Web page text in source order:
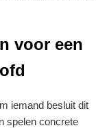
voor een
iemand besluit dit
spelen concrete